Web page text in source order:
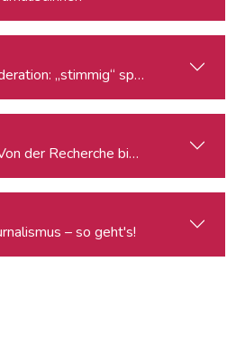
„stimmig“ sprechen
der Recherche bis zur
– so geht's!